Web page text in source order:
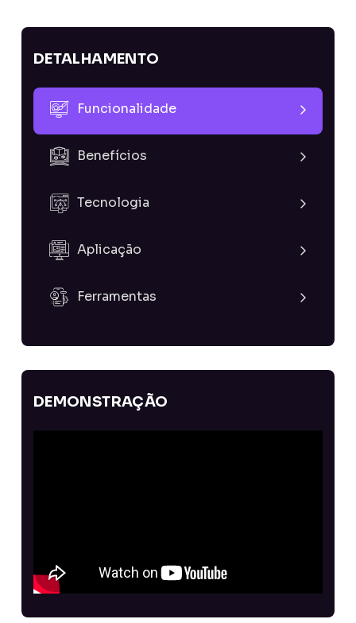
DETALHAMENTO
Funcionalidade
Benefícios
Tecnologia
Aplicação
Ferramentas
DEMONSTRAÇÃO